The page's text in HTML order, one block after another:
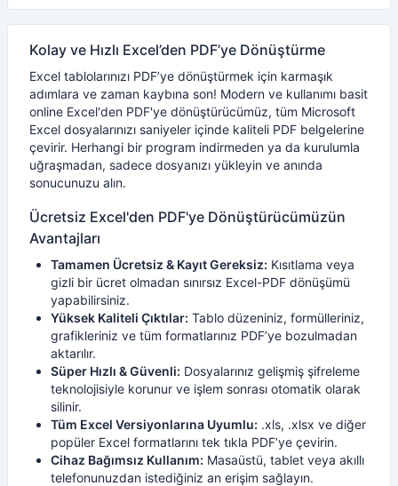
Kolay ve Hızlı Excel’den PDF’ye Dönüştürme
Excel tablolarınızı PDF’ye dönüştürmek için karmaşık
adımlara ve zaman kaybına son! Modern ve kullanımı basit
online Excel'den PDF'ye dönüştürücümüz, tüm Microsoft
Excel dosyalarınızı saniyeler içinde kaliteli PDF belgelerine
çevirir. Herhangi bir program indirmeden ya da kurulumla
uğraşmadan, sadece dosyanızı yükleyin ve anında
sonucunuzu alın.
Ücretsiz Excel'den PDF'ye Dönüştürücümüzün
Avantajları
Tamamen Ücretsiz & Kayıt Gereksiz: Kısıtlama veya
gizli bir ücret olmadan sınırsız Excel-PDF dönüşümü
yapabilirsiniz.
Yüksek Kaliteli Çıktılar: Tablo düzeniniz, formülleriniz,
grafikleriniz ve tüm formatlarınız PDF’ye bozulmadan
aktarılır.
Süper Hızlı & Güvenli: Dosyalarınız gelişmiş şifreleme
teknolojisiyle korunur ve işlem sonrası otomatik olarak
silinir.
Tüm Excel Versiyonlarına Uyumlu: .xls, .xlsx ve diğer
popüler Excel formatlarını tek tıkla PDF’ye çevirin.
Cihaz Bağımsız Kullanım: Masaüstü, tablet veya akıllı
telefonunuzdan istediğiniz an erişim sağlayın.